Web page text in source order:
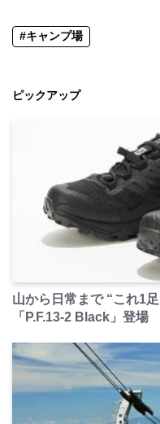
#キャンプ場
ピックアップ
山から日常まで “これ1
「P.F.13-2 Black」登場